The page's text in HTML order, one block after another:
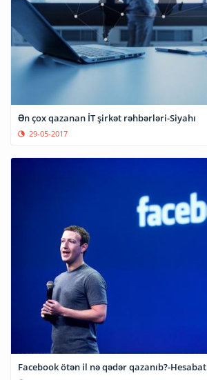
Ən çox qazanan İT şirkət rəhbərləri-Siyahı
29-05-2017
Facebook ötən il nə qədər qazanıb?-Hesabat